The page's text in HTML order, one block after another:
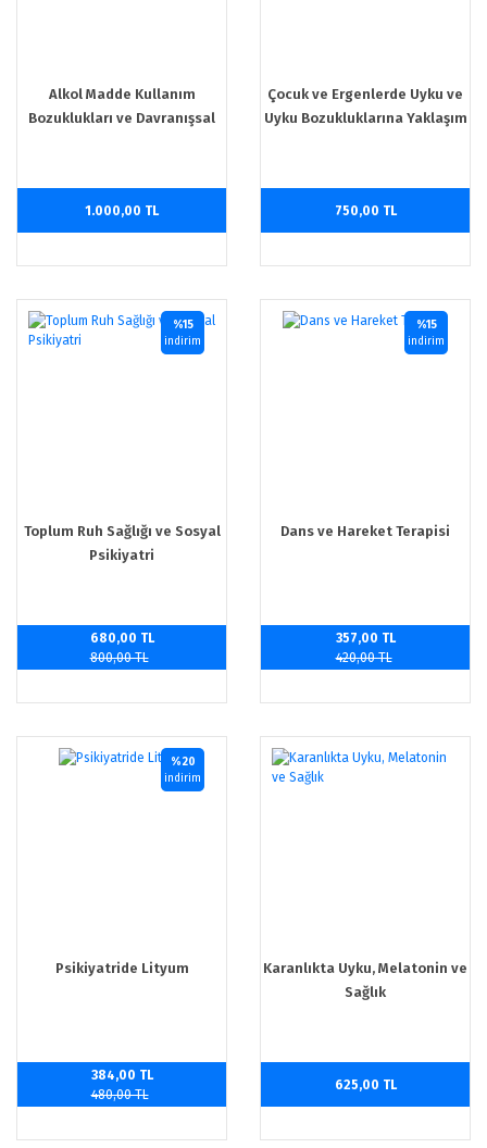
Alkol Madde Kullanım
Bozuklukları ve Davranışsal
1.000,00 TL
Çocuk ve Ergenlerde Uyku ve
Uyku Bozukluklarına Yaklaşım
750,00 TL
Toplum Ruh Sağlığı ve Sosyal
Psikiyatri
%15
indirim
680,00 TL
800,00 TL
Dans ve Hareket Terapisi
%15
indirim
357,00 TL
420,00 TL
Psikiyatride Lityum
%20
indirim
384,00 TL
480,00 TL
Karanlıkta Uyku, Melatonin ve
Sağlık
625,00 TL